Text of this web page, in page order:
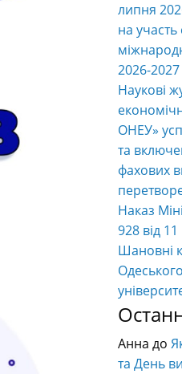
липня
на
2026-
Наукові
ОНЕУ»
та
фахових
Наказ
928 від
Шановні
Анна до
та День